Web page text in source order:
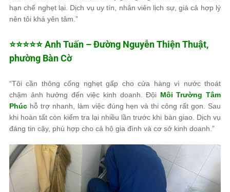
hạn chế nghẹt lại. Dịch vụ uy tín, nhân viên lịch sự, giá cả hợp lý
nên tôi khá yên tâm.”
⭐⭐⭐⭐⭐ Anh Tuấn – Đường Nguyễn Thiện Thuật,
phường Bàn Cờ
“Tôi cần thông cống nghẹt gấp cho cửa hàng vì nước thoát
chậm ảnh hưởng đến việc kinh doanh. Đội Môi Trường Tâm
Phúc hỗ trợ nhanh, làm việc đúng hẹn và thi công rất gọn. Sau
khi hoàn tất còn kiểm tra lại nhiều lần trước khi bàn giao. Dịch vụ
đáng tin cậy, phù hợp cho cả hộ gia đình và cơ sở kinh doanh.”